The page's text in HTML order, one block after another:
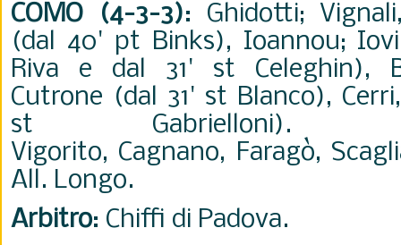
COMO (4-3-3): Ghidotti;
(dal 40' pt Binks), Ioannou;
Riva e dal 31' st Celeghin),
Cutrone (dal 31' st Blanco),
st
Vigorito, Cagnano, Faragò,
All. Longo.
Arbitro: Chiffi di Padova.